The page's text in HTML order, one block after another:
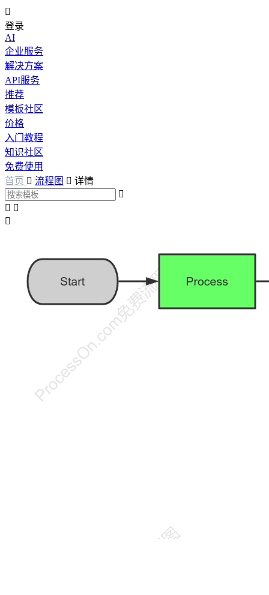

登录
AI
企业服务
解决方案
API服务
推荐
模板社区
价格
入门教程
知识社区
免费使用
首页  流程图  详情

 
